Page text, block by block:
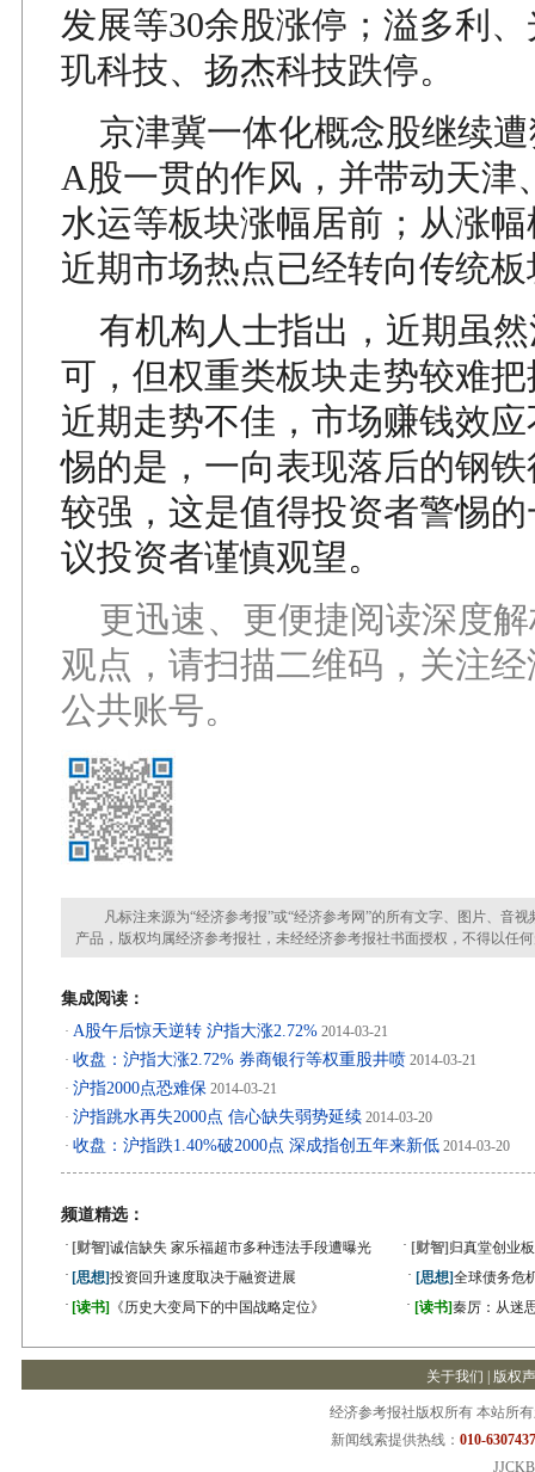
发展等30余股涨停；溢多利
玑科技、扬杰科技跌停。
京津冀一体化概念股继续
A股一贯的作风，并带动天津
水运等板块涨幅居前；从涨
近期市场热点已经转向传统
有机构人士指出，近期虽然
可，但权重类板块走势较难
近期走势不佳，市场赚钱效
惕的是，一向表现落后的钢
较强，这是值得投资者警惕
议投资者谨慎观望。
更迅速、更便捷阅读深度
观点，请扫描二维码，关注
公共账号。
凡标注来源为“经济参考报”或“经济参考网”的所有文字、图片、音视
产品，版权均属经济参考报社，未经经济参考报社书面授权，不得以任
集成阅读：
· A股午后惊天逆转 沪指大涨2.72% 2014-03-21
· 收盘：沪指大涨2.72% 券商银行等权重股井喷 2014-03-21
· 沪指2000点恐难保 2014-03-21
· 沪指跳水再失2000点 信心缺失弱势延续 2014-03-20
· 收盘：沪指跌1.40%破2000点 深成指创五年来新低 2014-03-20
频道精选：
· [财智]诚信缺失 家乐福超市多种违法手段遭曝光 · [财智] 归真堂创业
· [思想]投资回升速度取决于融资进展 · [思想]全球债务危
· [读书] 《历史大变局下的中国战略定位》 · [读书]秦厉：从迷
关于我们 版权
经济参考报社版权所有 本站所
新闻线索提供热线： 010-